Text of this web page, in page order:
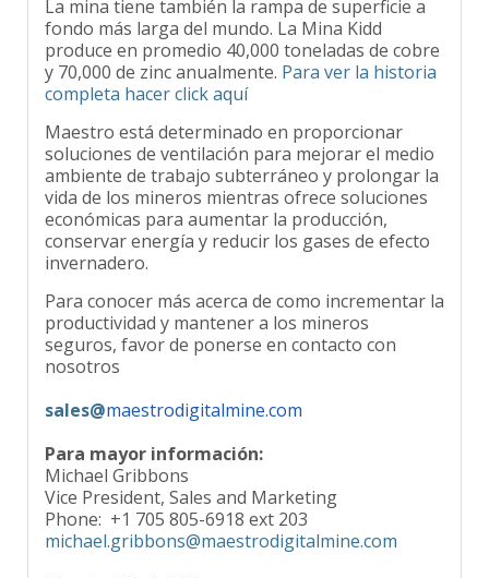
fondo más larga del mundo. La Mina Kidd
produce en promedio 40,000 toneladas de cobre
y 70,000 de zinc anualmente. Para ver la historia
completa hacer click aquí
soluciones de ventilación para mejorar el medio
ambiente de trabajo subterráneo y prolongar la
vida de los mineros mientras ofrece soluciones
económicas para aumentar la producción,
conservar energía y reducir los gases de efecto
invernadero.
productividad y mantener a los mineros
seguros, favor de ponerse en contacto con
nosotros
Michael Gribbons
Vice President, Sales and Marketing
Phone: +1 705 805-6918 ext 203
michael.gribbons@maestrodigitalmine.com